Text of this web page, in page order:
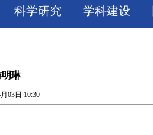
科学研究 学科建设
明琳
03日 10:30